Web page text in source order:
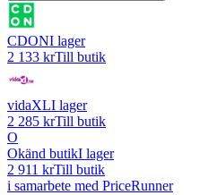
CDONI lager
2 133 krTill butik
vidaXLI lager
2 285 krTill butik
O
Okänd butikI lager
2 911 krTill butik
i samarbete med PriceRunner